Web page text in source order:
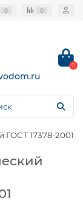
0 0
0
ГОСТ 17378-2001